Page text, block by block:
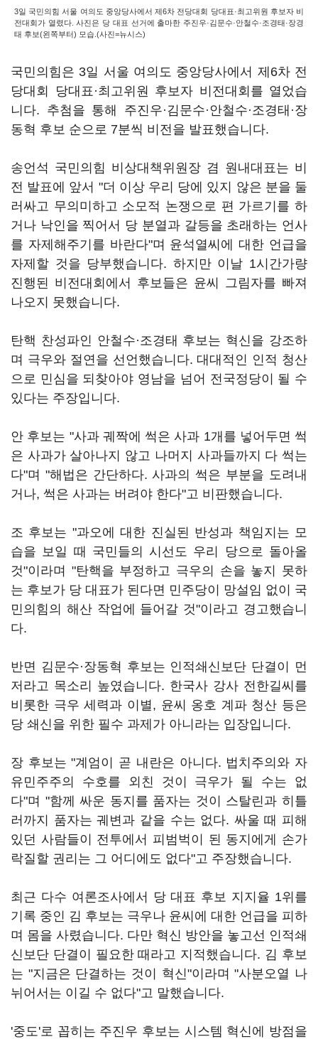
3일 국민의힘 서울 여의도 중앙당사에서 제6차 전당대회 당대표·최고위원 후보자 비
전대회가 열렸다. 사진은 당 대표 선거에 출마한 주진우·김문수·안철수·조경태·장경
태 후보(왼쪽부터) 모습.(사진=뉴시스)
국민의힘은 3일 서울 여의도 중앙당사에서 제6차 전
당대회 당대표·최고위원 후보자 비전대회를 열었습
니다. 추첨을 통해 주진우·김문수·안철수·조경태·장
동혁 후보 순으로 7분씩 비전을 발표했습니다.
송언석 국민의힘 비상대책위원장 겸 원내대표는 비
전 발표에 앞서 "더 이상 우리 당에 있지 않은 분을 둘
러싸고 무의미하고 소모적 논쟁으로 편 가르기를 하
거나 낙인을 찍어서 당 분열과 갈등을 초래하는 언사
를 자제해주기를 바란다"며 윤석열씨에 대한 언급을
자제할 것을 당부했습니다. 하지만 이날 1시간가량
진행된 비전대회에서 후보들은 윤씨 그림자를 빠져
나오지 못했습니다.
탄핵 찬성파인 안철수·조경태 후보는 혁신을 강조하
며 극우와 절연을 선언했습니다. 대대적인 인적 청산
으로 민심을 되찾아야 영남을 넘어 전국정당이 될 수
있다는 주장입니다.
안 후보는 "사과 궤짝에 썩은 사과 1개를 넣어두면 썩
은 사과가 살아나지 않고 나머지 사과들까지 다 썩는
다"며 "해법은 간단하다. 사과의 썩은 부분을 도려내
거나, 썩은 사과는 버려야 한다"고 비판했습니다.
조 후보는 "과오에 대한 진실된 반성과 책임지는 모
습을 보일 때 국민들의 시선도 우리 당으로 돌아올
것"이라며 "탄핵을 부정하고 극우의 손을 놓지 못하
는 후보가 당 대표가 된다면 민주당이 망설임 없이 국
민의힘의 해산 작업에 들어갈 것"이라고 경고했습니
다.
반면 김문수·장동혁 후보는 인적쇄신보단 단결이 먼
저라고 목소리 높였습니다. 한국사 강사 전한길씨를
비롯한 극우 세력과 이별, 윤씨 옹호 계파 청산 등은
당 쇄신을 위한 필수 과제가 아니라는 입장입니다.
장 후보는 "계엄이 곧 내란은 아니다. 법치주의와 자
유민주주의 수호를 외친 것이 극우가 될 수는 없
다"며 "함께 싸운 동지를 품자는 것이 스탈린과 히틀
러까지 품자는 궤변과 같을 수는 없다. 싸울 때 피해
있던 사람들이 전투에서 피범벅이 된 동지에게 손가
락질할 권리는 그 어디에도 없다"고 주장했습니다.
최근 다수 여론조사에서 당 대표 후보 지지율 1위를
기록 중인 김 후보는 극우나 윤씨에 대한 언급을 피하
며 몸을 사렸습니다. 다만 혁신 방안을 놓고선 인적쇄
신보단 단결이 필요한 때라고 지적했습니다. 김 후보
는 "지금은 단결하는 것이 혁신"이라며 "사분오열 나
뉘어서는 이길 수 없다"고 말했습니다.
'중도'로 꼽히는 주진우 후보는 시스템 혁신에 방점을